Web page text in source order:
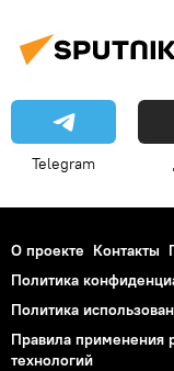
Telegram
О проекте Контакты
Политика
Политика
Правила применения
технологий